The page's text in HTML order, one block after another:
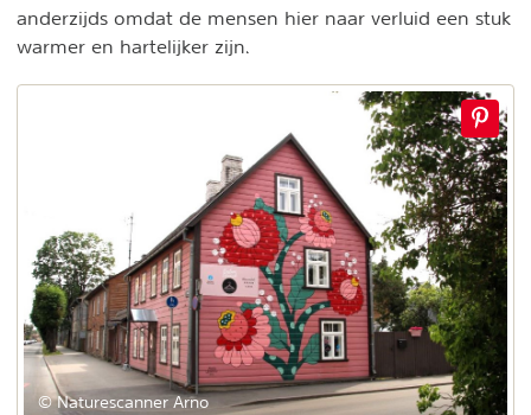
anderzijds omdat de mensen hier naar verluid een stuk
warmer en hartelijker zijn.
© Naturescanner Arno